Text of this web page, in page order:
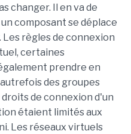
changer. Il en va de
composant se déplace
Les règles de connexion
certaines
prendre en
des groupes
de connexion d'un
étaient limités aux
Les réseaux virtuels